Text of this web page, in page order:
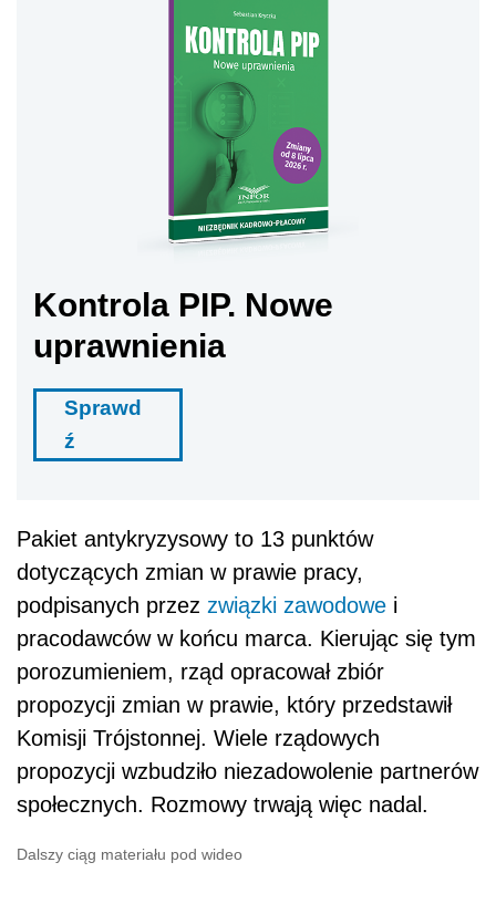
Kontrola PIP. Nowe
uprawnienia
Sprawd
ź
Pakiet antykryzysowy to 13 punktów
dotyczących zmian w prawie pracy,
podpisanych przez związki zawodowe i
pracodawców w końcu marca. Kierując się tym
porozumieniem, rząd opracował zbiór
propozycji zmian w prawie, który przedstawił
Komisji Trójstonnej. Wiele rządowych
propozycji wzbudziło niezadowolenie partnerów
społecznych. Rozmowy trwają więc nadal.
Dalszy ciąg materiału pod wideo